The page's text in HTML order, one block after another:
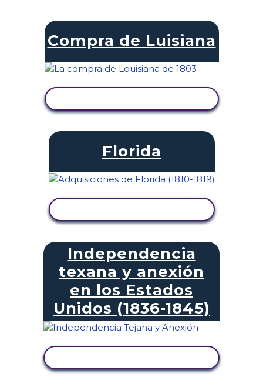
Compra de Luisiana
Florida
Independencia
texana y anexión
en los Estados
Unidos (1836-1845)